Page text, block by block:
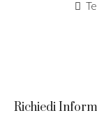
Richiedi